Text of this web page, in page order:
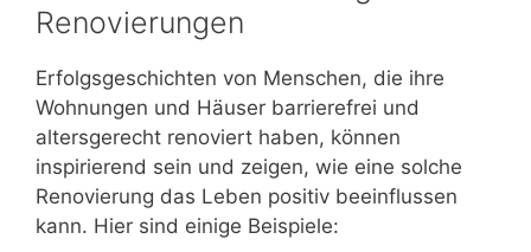
Renovierungen
Erfolgsgeschichten von Menschen, die ihre
Wohnungen und Häuser barrierefrei und
altersgerecht renoviert haben, können
inspirierend sein und zeigen, wie eine solche
Renovierung das Leben positiv beeinflussen
kann. Hier sind einige Beispiele: